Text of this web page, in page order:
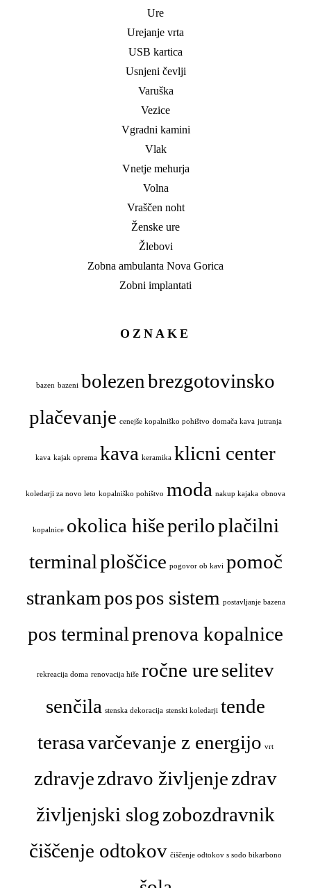
Ure
Urejanje vrta
USB kartica
Usnjeni čevlji
Varuška
Vezice
Vgradni kamini
Vlak
Vnetje mehurja
Volna
Vraščen noht
Ženske ure
Žlebovi
Zobna ambulanta Nova Gorica
Zobni implantati
OZNAKE
bazen bazeni bolezenbrezgotovinsko
plačevanje cenejše kopalniško pohištvo domača kava jutranja
kava kajak oprema kava keramika klicni center
koledarji za novo leto kopalniško pohištvo moda nakup kajaka obnova
kopalnice okolica hišeperiloplačilni
terminalploščice pogovor ob kavi pomoč
strankampospos sistem postavljanje bazena
pos terminalprenova kopalnice
rekreacija doma renovacija hiše ročne ureselitev
senčila stenska dekoracija stenski koledarji tende
terasavarčevanje z energijo vrt
zdravjezdravo življenjezdrav
življenjski slogzobozdravnik
čiščenje odtokov čiščenje odtokov s sodo bikarbono